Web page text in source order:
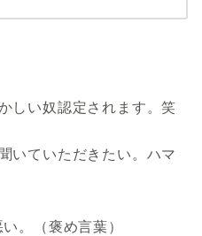
しい奴認定されます。笑
いていただきたい。ハマ
。（褒め言葉）